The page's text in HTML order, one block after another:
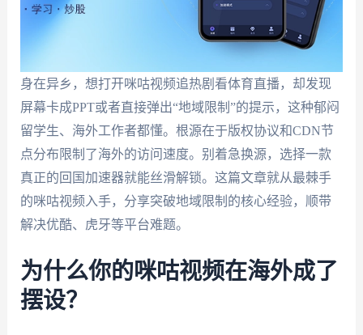
身在异乡，想打开咪咕视频追热剧看体育直播，却发现
屏幕卡成PPT或者直接弹出“地域限制”的提示，这种郁闷
留学生、海外工作者都懂。根源在于版权协议和CDN节
点分布限制了海外的访问速度。别着急换源，选择一款
真正的回国加速器就能丝滑解锁。这篇文章就从最棘手
的咪咕视频入手，分享突破地域限制的核心经验，顺带
解决优酷、虎牙等平台难题。
为什么你的咪咕视频在海外成了
摆设？